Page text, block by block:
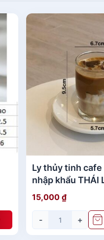
Ly thủy tinh
nhập khẩu THÁI
15,000 ₫
- +